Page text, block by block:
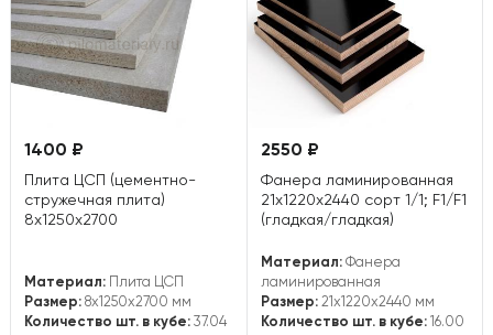
1400 ₽
Плита ЦСП (цементно-
стружечная плита)
8х1250х2700
Материал: Плита ЦСП
Размер: 8x1250x2700 мм
Количество шт. в кубе: 37.04
2550 ₽
Фанера ламинированная
21х1220х2440 сорт 1/1; F1/F1
(гладкая/гладкая)
Материал:Фанера
ламинированная
Размер:21x1220x2440 мм
Количество шт. в кубе:16.00